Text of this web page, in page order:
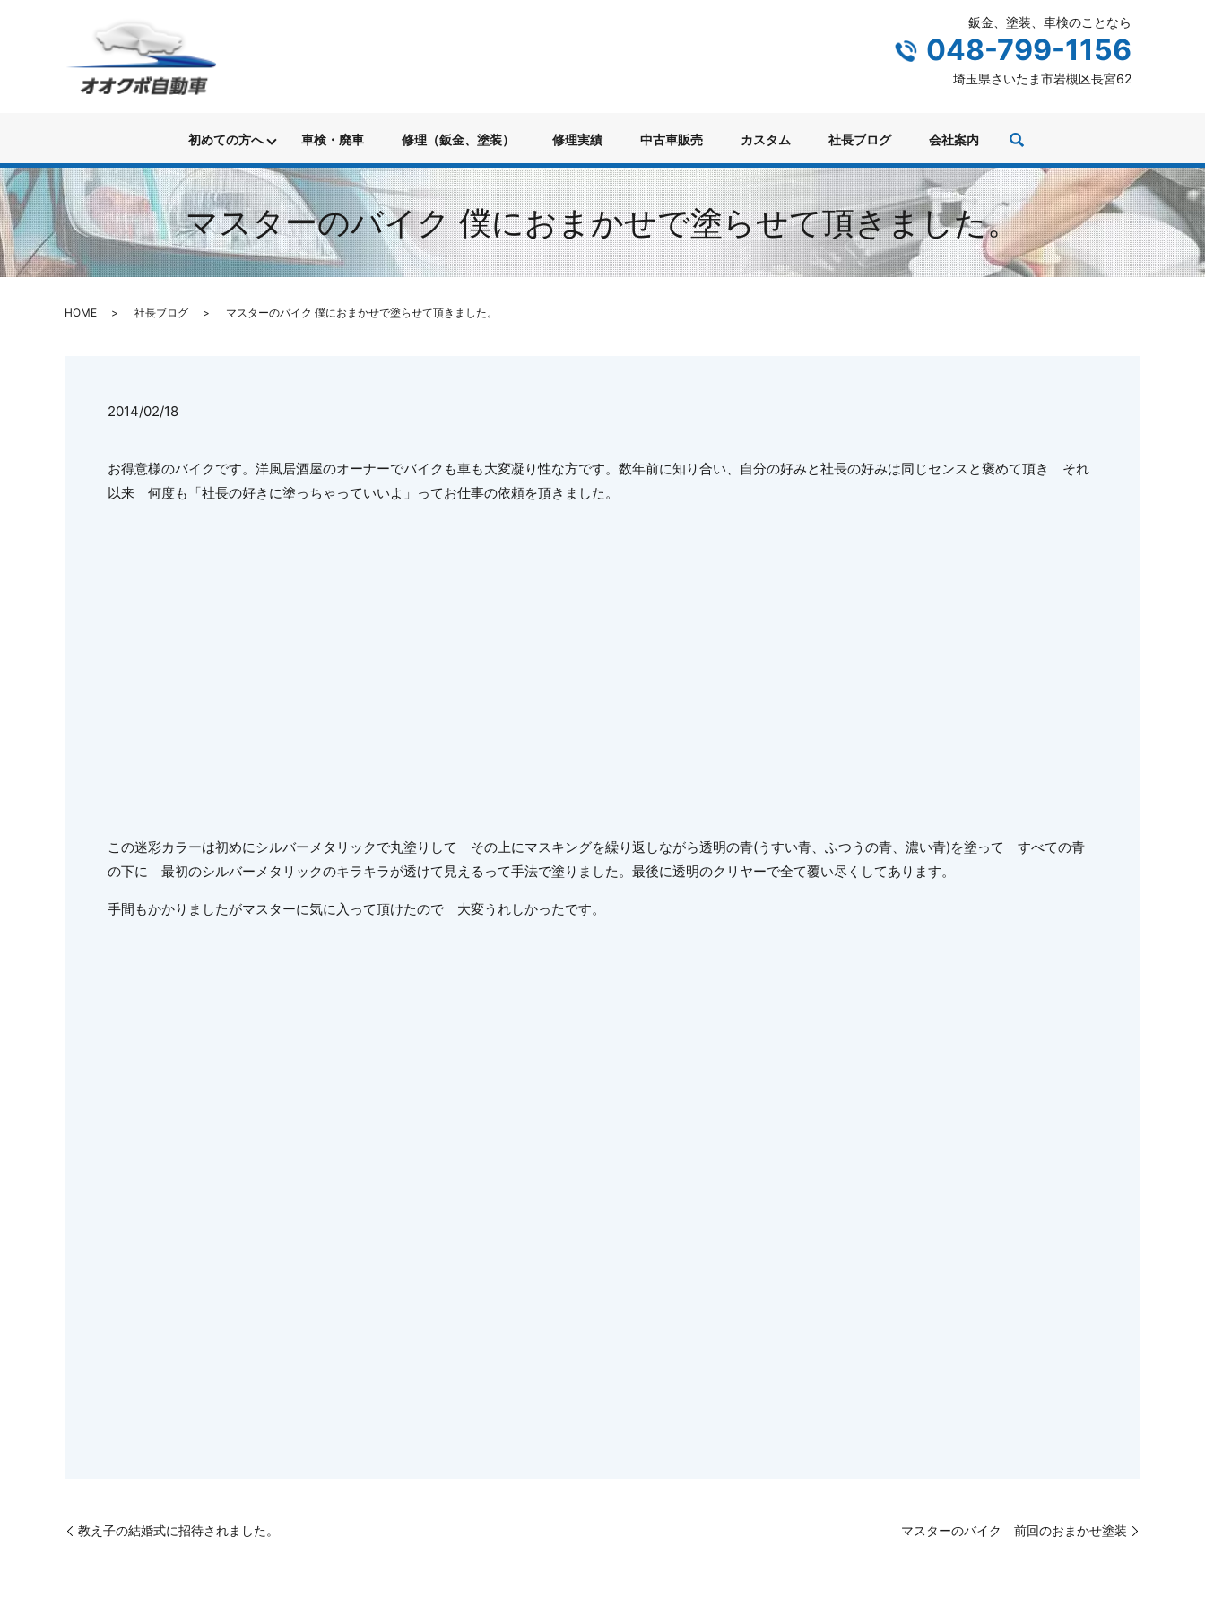
鈑金、塗装、車検のことなら
048-799-1156
埼玉県さいたま市岩槻区長宮62
初めての方へ 車検・廃車 修理（鈑金、塗装） 修理実績 中古車販売 カスタム 社長ブログ 会社案内
マスターのバイク 僕におまかせで塗らせて頂きました。
HOME 社長ブログ マスターのバイク 僕におまかせで塗らせて頂きました。
2014/02/18
お得意様のバイクです。洋風居酒屋のオーナーでバイクも車も大変凝り性な方です。数年前に知り合い、自分の好みと社長の好みは同じセンスと褒めて頂き それ
以来 何度も「社長の好きに塗っちゃっていいよ」ってお仕事の依頼を頂きました。
この迷彩カラーは初めにシルバーメタリックで丸塗りして その上にマスキングを繰り返しながら透明の青(うすい青、ふつうの青、濃い青)を塗って すべての青
の下に 最初のシルバーメタリックのキラキラが透けて見えるって手法で塗りました。最後に透明のクリヤーで全て覆い尽くしてあります。
手間もかかりましたがマスターに気に入って頂けたので 大変うれしかったです。
教え子の結婚式に招待されました。 マスターのバイク 前回のおまかせ塗装